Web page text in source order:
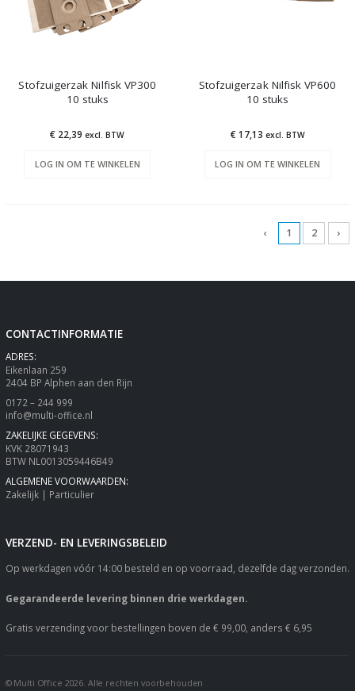
Stofzuigerzak Nilfisk VP300
10 stuks
€ 22,39excl. BTW
LOG IN OM TE WINKELEN
Stofzuigerzak Nilfisk VP600
10 stuks
€ 17,13 excl. BTW
LOG IN OM TE WINKELEN
‹ 1 2 ›
CONTACTINFORMATIE
ADRES:
Eikenlaan 259
2404 BP Alphen aan den Rijn
0172 – 244 999
info@multi-office.nl
ZAKELIJKE GEGEVENS:
KVK 28071943
BTW NL0013059446B49
ALGEMENE VOORWAARDEN:
Zakelijk| Particulier
VERZEND- EN LEVERINGSBELEID
Op werkdagen vóór 14:00 besteld en op voorraad, dezelfde dag verzonden.
Gegarandeerde levering binnen drie werkdagen.
Gratis verzending voor bestellingen boven de € 99,00, anders € 6,95
© Multi Office 2026. Alle rechten voorbehouden